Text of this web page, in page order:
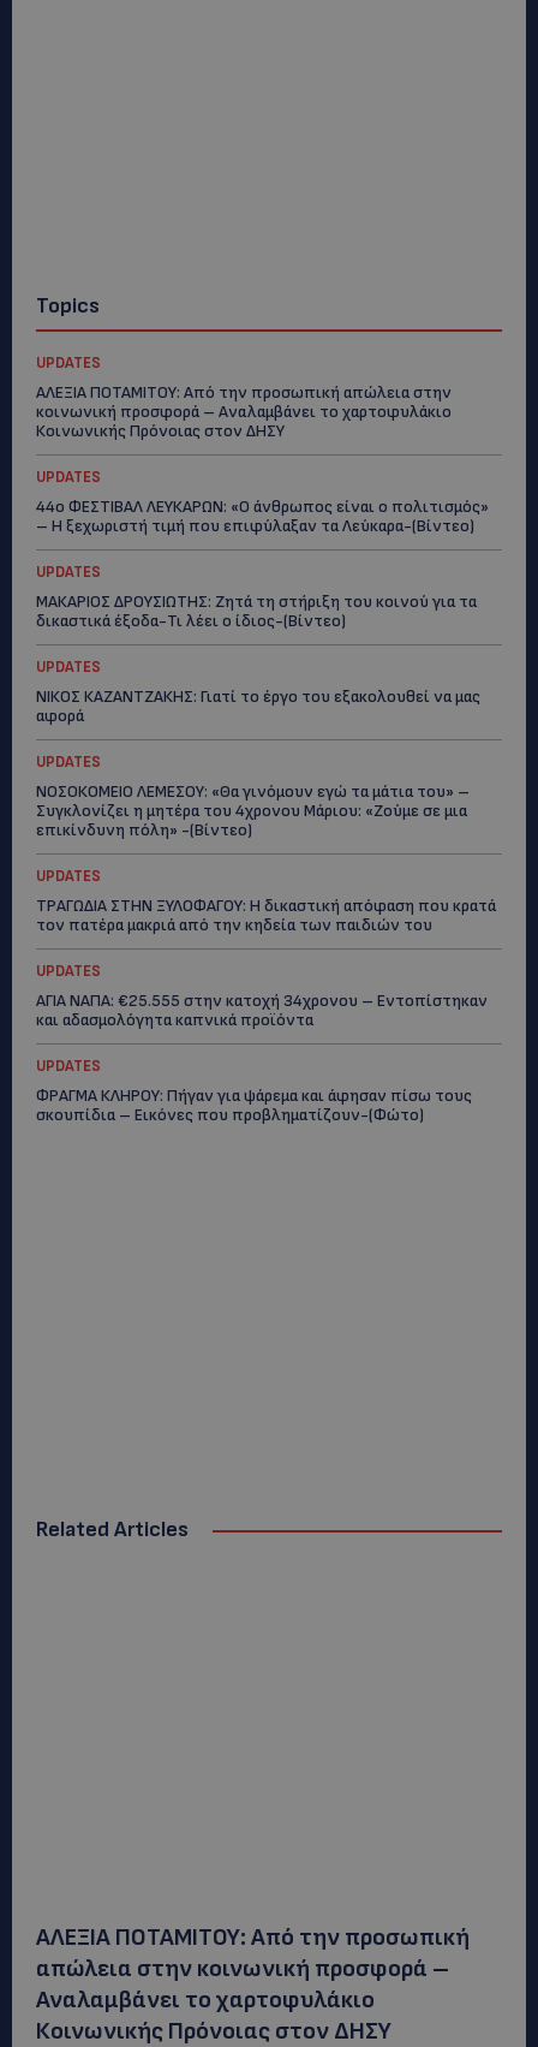
Topics
UPDATES
ΑΛΕΞΙΑ ΠΟΤΑΜΙΤΟΥ: Από την προσωπική απώλεια στην
κοινωνική προσφορά – Αναλαμβάνει το χαρτοφυλάκιο
Κοινωνικής Πρόνοιας στον ΔΗΣΥ
UPDATES
44ο ΦΕΣΤΙΒΑΛ ΛΕΥΚΑΡΩΝ: «Ο άνθρωπος είναι ο πολιτισμός»
– Η ξεχωριστή τιμή που επιφύλαξαν τα Λεύκαρα-(Βίντεο)
UPDATES
ΜΑΚΑΡΙΟΣ ΔΡΟΥΣΙΩΤΗΣ: Ζητά τη στήριξη του κοινού για τα
δικαστικά έξοδα-Τι λέει ο ίδιος-(Βίντεο)
UPDATES
ΝΙΚΟΣ ΚΑΖΑΝΤΖΑΚΗΣ: Γιατί το έργο του εξακολουθεί να μας
αφορά
UPDATES
ΝΟΣΟΚΟΜΕΙΟ ΛΕΜΕΣΟΥ: «Θα γινόμουν εγώ τα μάτια του» –
Συγκλονίζει η μητέρα του 4χρονου Μάριου: «Ζούμε σε μια
επικίνδυνη πόλη» -(Βίντεο)
UPDATES
ΤΡΑΓΩΔΙΑ ΣΤΗΝ ΞΥΛΟΦΑΓΟΥ: Η δικαστική απόφαση που κρατά
τον πατέρα μακριά από την κηδεία των παιδιών του
UPDATES
ΑΓΙΑ ΝΑΠΑ: €25.555 στην κατοχή 34χρονου – Εντοπίστηκαν
και αδασμολόγητα καπνικά προϊόντα
UPDATES
ΦΡΑΓΜΑ ΚΛΗΡΟΥ: Πήγαν για ψάρεμα και άφησαν πίσω τους
σκουπίδια – Εικόνες που προβληματίζουν-(Φώτο)
Related Articles
ΑΛΕΞΙΑ ΠΟΤΑΜΙΤΟΥ: Από την προσωπική
απώλεια στην κοινωνική προσφορά –
Αναλαμβάνει το χαρτοφυλάκιο
Κοινωνικής Πρόνοιας στον ΔΗΣΥ